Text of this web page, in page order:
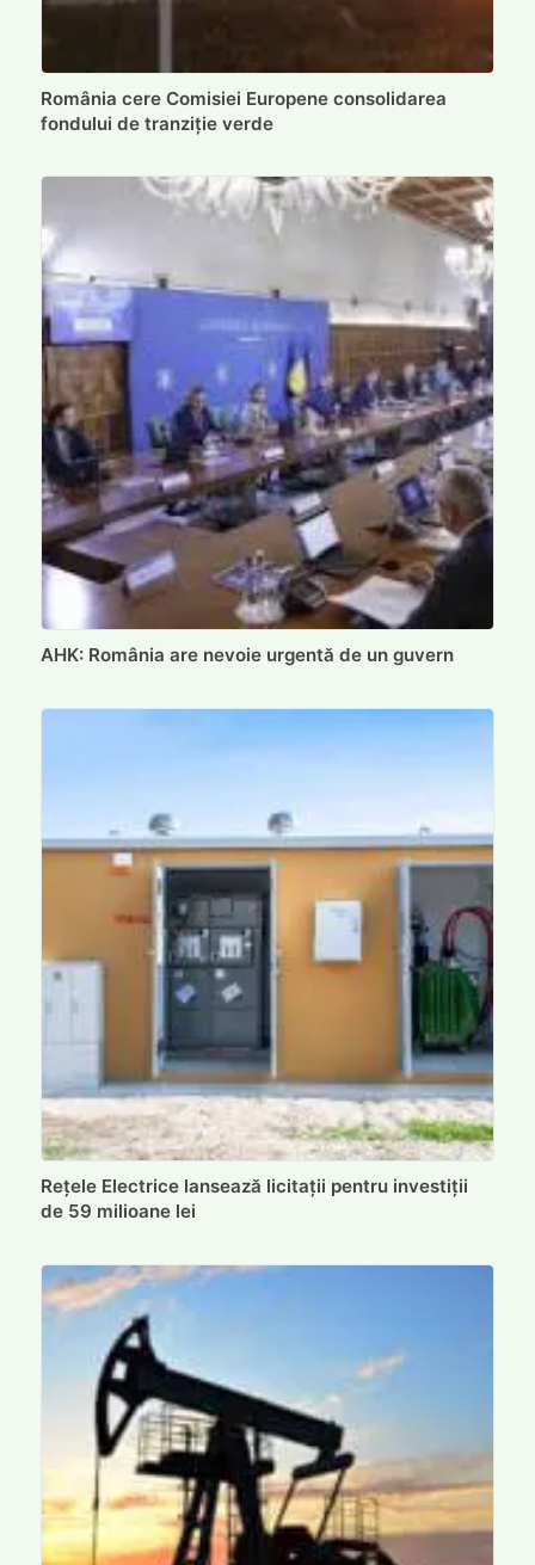
România cere Comisiei Europene consolidarea
fondului de tranziție verde
AHK: România are nevoie urgentă de un guvern
Rețele Electrice lansează licitații pentru investiții
de 59 milioane lei